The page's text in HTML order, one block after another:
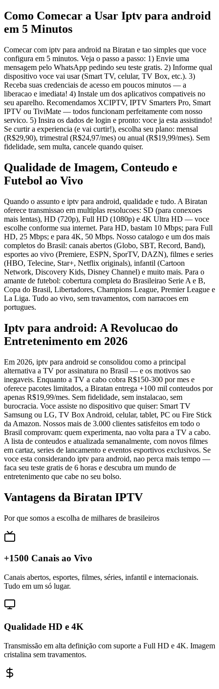
Como Comecar a Usar Iptv para android
em 5 Minutos
Comecar com iptv para android na Biratan e tao simples que voce
configura em 5 minutos. Veja o passo a passo: 1) Envie uma
mensagem pelo WhatsApp pedindo seu teste gratis. 2) Informe qual
dispositivo voce vai usar (Smart TV, celular, TV Box, etc.). 3)
Receba suas credenciais de acesso em poucos minutos — a
liberacao e imediata! 4) Instale um dos aplicativos compativeis no
seu aparelho. Recomendamos XCIPTV, IPTV Smarters Pro, Smart
IPTV ou TiviMate — todos funcionam perfeitamente com nosso
servico. 5) Insira os dados de login e pronto: voce ja esta assistindo!
Se curtir a experiencia (e vai curtir!), escolha seu plano: mensal
(R$29,90), trimestral (R$24,97/mes) ou anual (R$19,99/mes). Sem
fidelidade, sem multa, cancele quando quiser.
Qualidade de Imagem, Conteudo e
Futebol ao Vivo
Quando o assunto e iptv para android, qualidade e tudo. A Biratan
oferece transmissao em multiplas resolucoes: SD (para conexoes
mais lentas), HD (720p), Full HD (1080p) e 4K Ultra HD — voce
escolhe conforme sua internet. Para HD, bastam 10 Mbps; para Full
HD, 25 Mbps; e para 4K, 50 Mbps. Nosso catalogo e um dos mais
completos do Brasil: canais abertos (Globo, SBT, Record, Band),
esportes ao vivo (Premiere, ESPN, SporTV, DAZN), filmes e series
(HBO, Telecine, Star+, Netflix originals), infantil (Cartoon
Network, Discovery Kids, Disney Channel) e muito mais. Para o
amante de futebol: cobertura completa do Brasileirao Serie A e B,
Copa do Brasil, Libertadores, Champions League, Premier League e
La Liga. Tudo ao vivo, sem travamentos, com narracoes em
portugues.
Iptv para android: A Revolucao do
Entretenimento em 2026
Em 2026, iptv para android se consolidou como a principal
alternativa a TV por assinatura no Brasil — e os motivos sao
inegaveis. Enquanto a TV a cabo cobra R$150-300 por mes e
oferece pacotes limitados, a Biratan entrega +100 mil conteudos por
apenas R$19,99/mes. Sem fidelidade, sem instalacao, sem
burocracia. Voce assiste no dispositivo que quiser: Smart TV
Samsung ou LG, TV Box Android, celular, tablet, PC ou Fire Stick
da Amazon. Nossos mais de 3.000 clientes satisfeitos em todo o
Brasil comprovam: quem experimenta, nao volta para a TV a cabo.
A lista de conteudos e atualizada semanalmente, com novos filmes
em cartaz, series de lancamento e eventos esportivos exclusivos. Se
voce esta considerando iptv para android, nao perca mais tempo —
faca seu teste gratis de 6 horas e descubra um mundo de
entretenimento que cabe no seu bolso.
Vantagens da Biratan IPTV
Por que somos a escolha de milhares de brasileiros
+1500 Canais ao Vivo
Canais abertos, esportes, filmes, séries, infantil e internacionais.
Tudo em um só lugar.
Qualidade HD e 4K
Transmissão em alta definição com suporte a Full HD e 4K. Imagem
cristalina sem travamentos.